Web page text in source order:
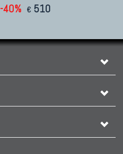
-40% € 510